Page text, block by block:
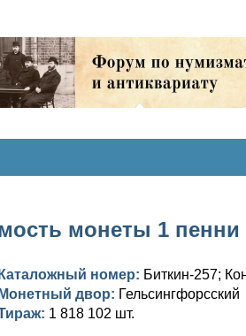
монеты 1
Каталожный номер: Биткин-257;
Монетный двор: Гельсингфорсский
1 818 102 шт.